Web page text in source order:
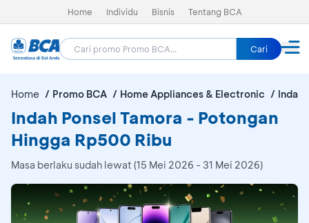
Home Individu Bisnis Tentang BCA
Cari
Home Promo BCA Home Appliances & Electronic Indah
Indah Ponsel Tamora - Potongan
Hingga Rp500 Ribu
Masa berlaku sudah lewat (15 Mei 2026 - 31 Mei 2026)